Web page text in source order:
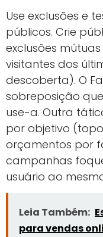
Use exclusões e
públicos. Crie
exclusões
visitantes dos
descoberta). O
sobreposição
use-a. Outra
por objetivo
orçamentos por
campanhas
usuário ao
Leia Também:
para vendas